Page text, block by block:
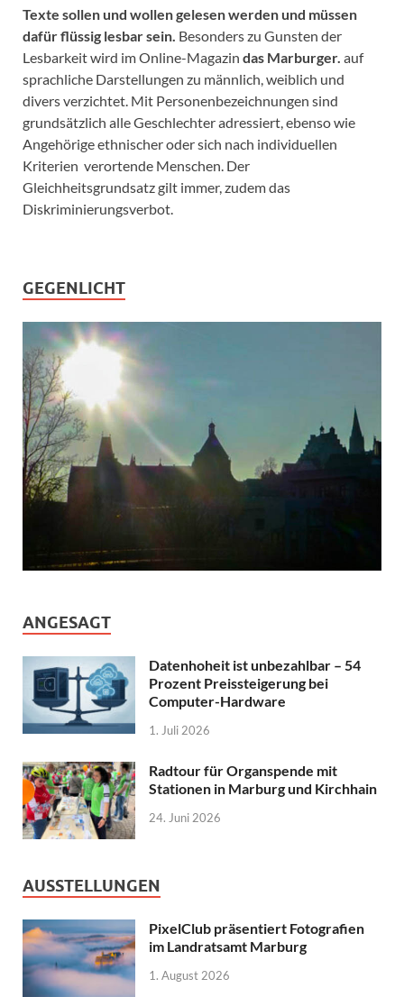
Texte sollen und wollen gelesen werden und müssen
dafür flüssig lesbar sein. Besonders zu Gunsten der
Lesbarkeit wird im Online-Magazin das Marburger. auf
sprachliche Darstellungen zu männlich, weiblich und
divers verzichtet. Mit Personenbezeichnungen sind
grundsätzlich alle Geschlechter adressiert, ebenso wie
Angehörige ethnischer oder sich nach individuellen
Kriterien verortende Menschen. Der
Gleichheitsgrundsatz gilt immer, zudem das
Diskriminierungsverbot.
GEGENLICHT
ANGESAGT
Datenhoheit ist unbezahlbar – 54
Prozent Preissteigerung bei
Computer-Hardware
1. Juli 2026
Radtour für Organspende mit
Stationen in Marburg und Kirchhain
24. Juni 2026
AUSSTELLUNGEN
PixelClub präsentiert Fotografien
im Landratsamt Marburg
1. August 2026